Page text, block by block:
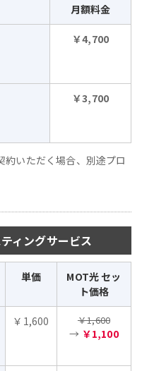
月額料金
￥4,700
￥3,700
約いただく場合、別途プロ
ィングサービス
単価
MOT光 セッ
ト価格
￥1,600 ￥1,600
→ ￥1,100